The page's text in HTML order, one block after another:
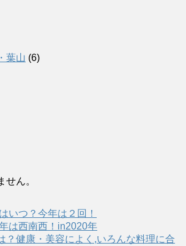
葉山 (6)
せん。
いつ？今年は２回！
は西南西！in2020年
？健康・美容によく,いろんな料理に合